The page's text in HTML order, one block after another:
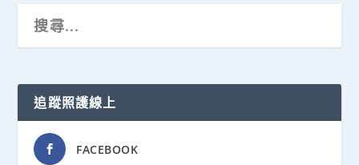
追蹤照護線上
FACEBOOK